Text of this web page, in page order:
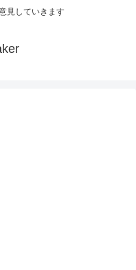
見していきます